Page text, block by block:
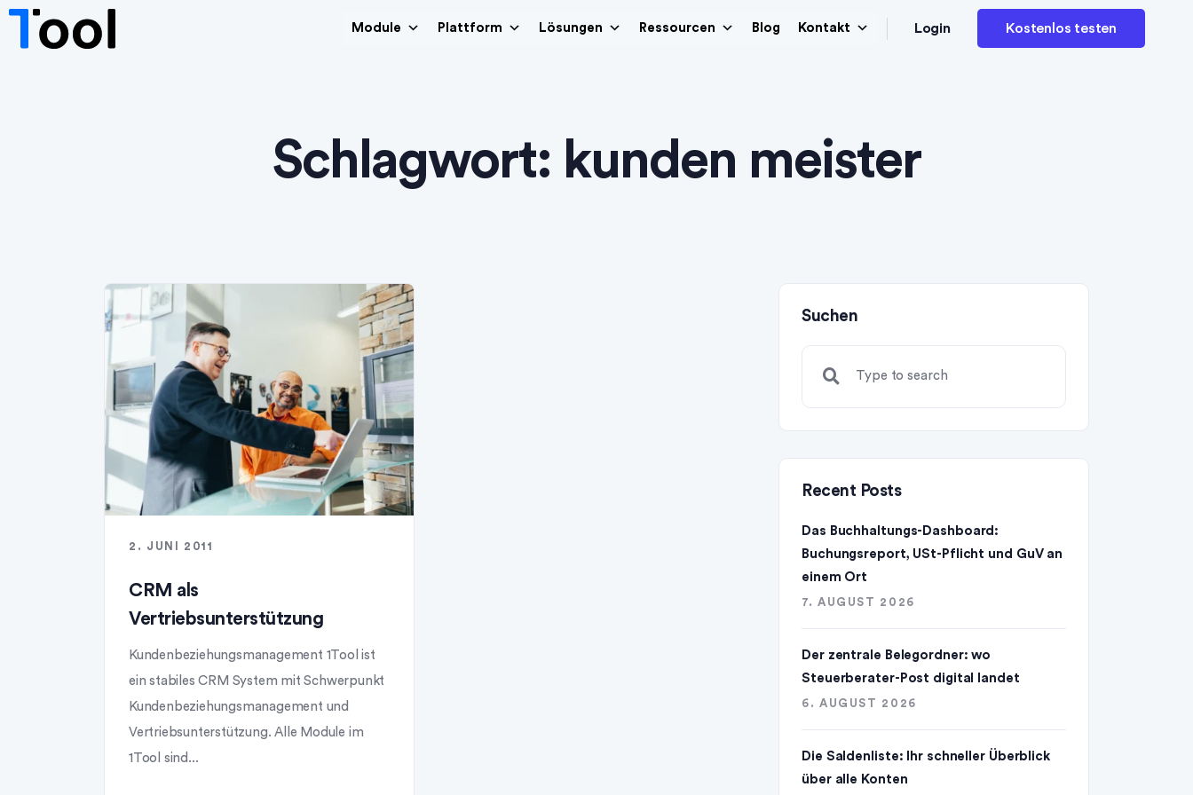
Module Plattform Lösungen Ressourcen Blog Kontakt Login Kostenlos testen
Schlagwort: kunden meister
2. JUNI 2011
CRM als
Vertriebsunterstützung
Kundenbeziehungsmanagement 1Tool ist
ein stabiles CRM System mit Schwerpunkt
Kundenbeziehungsmanagement und
Vertriebsunterstützung. Alle Module im
1Tool sind...
Suchen
Recent Posts
Das Buchhaltungs-Dashboard:
Buchungsreport, USt-Pflicht und GuV an
einem Ort
7. AUGUST 2026
Der zentrale Belegordner: wo
Steuerberater-Post digital landet
6. AUGUST 2026
Die Saldenliste: Ihr schneller Überblick
über alle Konten